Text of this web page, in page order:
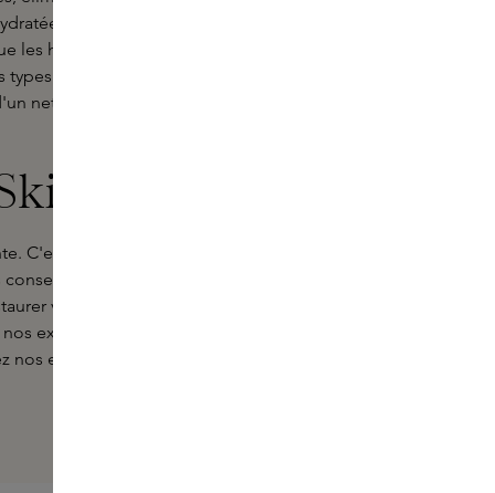
Des ingrédients tels que le
les huiles végétales protègent la
de peau, mais
nettoyage doux mais efficace.
Experts
C'est pourquoi nos
personnalisés. Que vous
votre peau, ou que vous
experts seront ravis de vous
nos experts en ligne.